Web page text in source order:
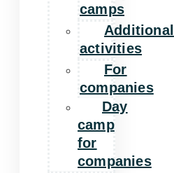
camps
Additional
activities
For
companies
Day
camp
for
companies